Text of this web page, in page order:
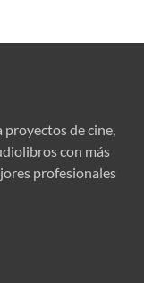
proyectos de cine,
con más
profesionales